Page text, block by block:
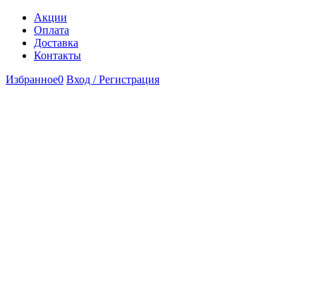
Акции
Оплата
Доставка
Контакты
Избранное0 Вход / Регистрация